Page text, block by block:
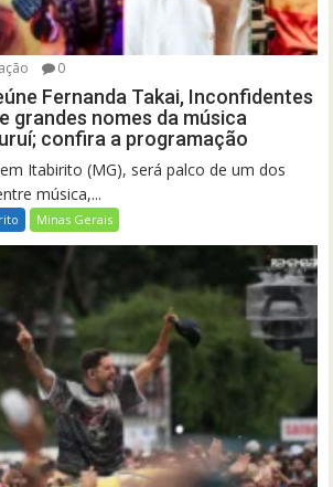
0
Fernanda Takai, Inconfidentes
grandes nomes da música
confira a programação
Itabirito (MG), será palco de um dos
música,...
Minas Gerais